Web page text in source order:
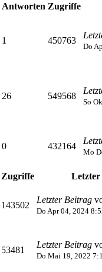
Antworten Zugriffe
1 450763
Do
26 549568
So
0 432164
Mo
Zugriffe
Letzter
143502
Letzter Beitrag
Do Apr 04, 2024
53481
Letzter Beitrag
Do Mai 19, 2022